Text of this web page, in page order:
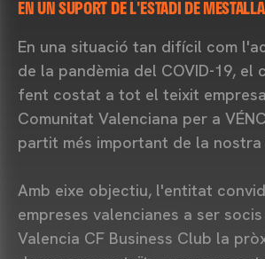
EN UN SUPORT DE L'ESTADI DE
En una situació tan difícil com
de la pandèmia del COVID-19, el
fent costat a tot el teixit
Comunitat Valenciana per a
partit més important de la nostra
Amb eixe objectiu, l'entitat
empreses valencianes a ser
Valencia CF Business Club la